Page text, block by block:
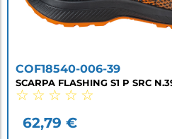
COF18540-006-39
SCARPA FLASHING S1 P SRC
☆ ☆ ☆ ☆ ☆
62,79 €